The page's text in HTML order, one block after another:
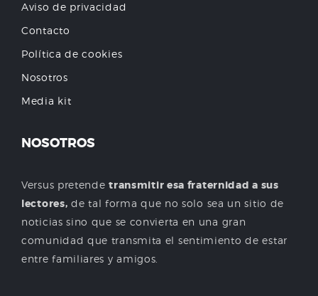
Aviso de privacidad
Contacto
Política de cookies
Nosotros
Media kit
NOSOTROS
Versus pretendetransmitir esa fraternidad a sus
lectores, de tal forma que no solo sea un sitio de
noticias sino que se convierta en una gran
comunidad que transmita el sentimiento de estar
entre familiares y amigos.